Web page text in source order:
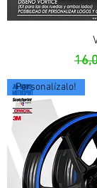
Personalízalo!